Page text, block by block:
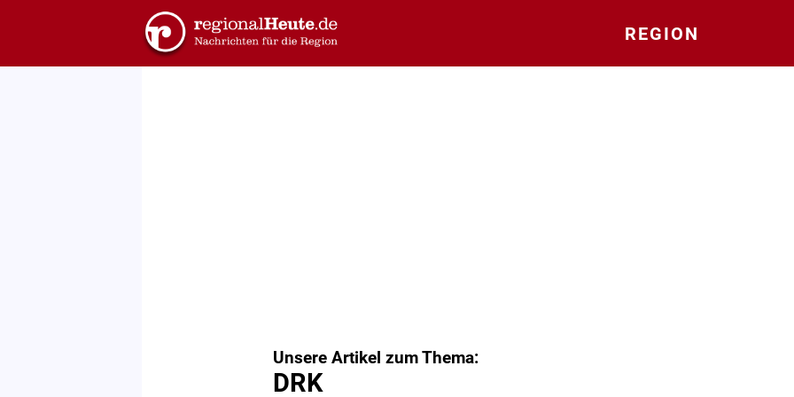
REGION
Unsere Artikel zum Thema:
DRK